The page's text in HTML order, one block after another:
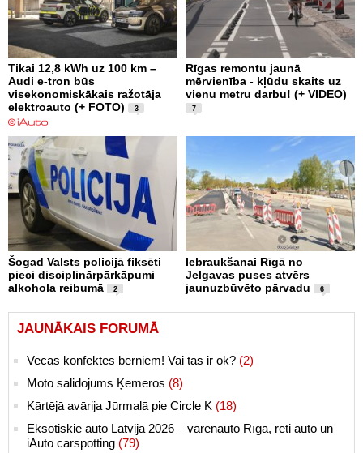
Tikai 12,8 kWh uz 100 km –
Audi e-tron būs
visekonomiskākais ražotāja
elektroauto (+ FOTO)
3
Rīgas remontu jaunā
mērvienība - kļūdu skaits uz
vienu metru darbu! (+ VIDEO)
7
Šogad Valsts policijā fiksēti
pieci disciplinārpārkāpumi
alkohola reibumā
2
Iebraukšanai Rīgā no
Jelgavas puses atvērs
jaunuzbūvēto pārvadu
6
JAUNĀKAIS FORUMĀ
Vecas konfektes bērniem! Vai tas ir ok? (2)
Moto salidojums Ķemeros (8)
Kārtējā avārija Jūrmalā pie Circle K (18)
Eksotiskie auto Latvijā 2026 – varenauto Rīgā, reti auto un
iAuto carspotting (79)